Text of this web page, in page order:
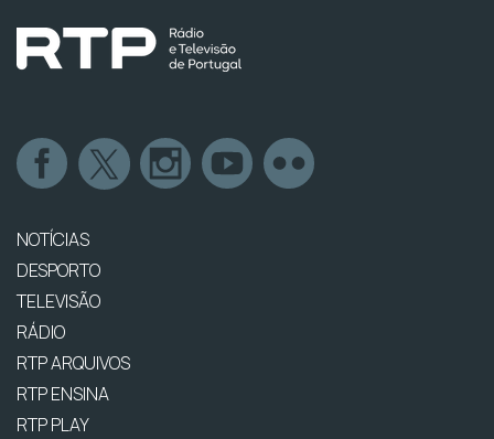
NOTÍCIAS
DESPORTO
TELEVISÃO
RÁDIO
RTP ARQUIVOS
RTP ENSINA
RTP PLAY